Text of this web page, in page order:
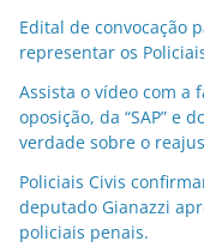
Edital de convocação
representar os
Assista o vídeo com a
oposição, da “SAP” e
verdade sobre o
Policiais Civis
deputado Gianazzi
policiais penais.